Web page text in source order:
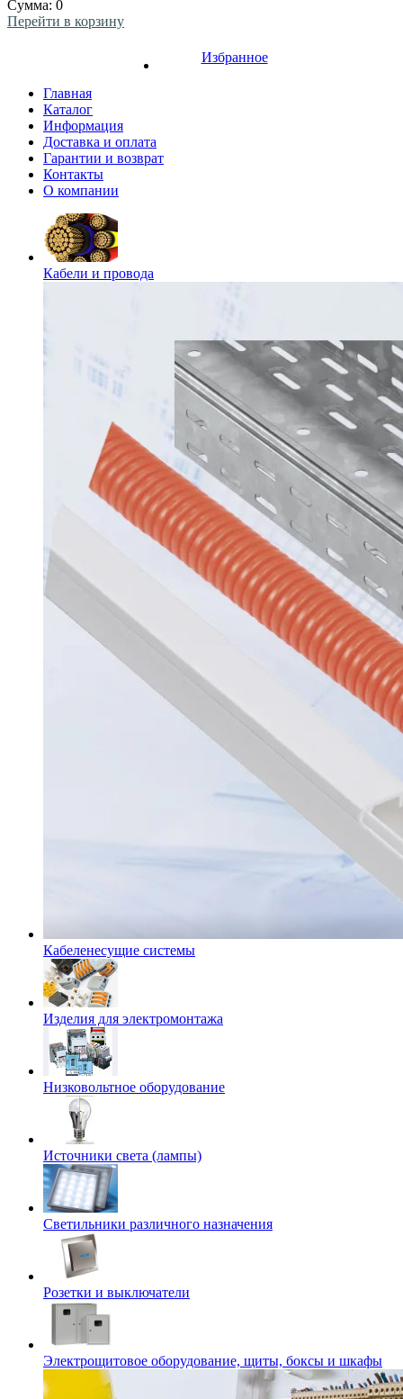
Сумма: 0
Перейти в корзину
Избранное
Главная
Каталог
Информация
Доставка и оплата
Гарантии и возврат
Контакты
О компании
Кабели и провода
Кабеленесущие системы
Изделия для электромонтажа
Низковольтное оборудование
Источники света (лампы)
Светильники различного назначения
Розетки и выключатели
Электрощитовое оборудование, щиты, боксы и шкафы